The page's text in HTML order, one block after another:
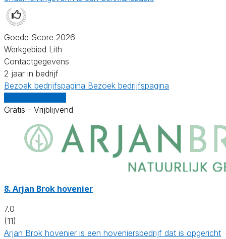
Goede Score 2026
Werkgebied Lith
Contactgegevens
2 jaar in bedrijf
Bezoek bedrijfspagina Bezoek bedrijfspagina
Gratis - Vrijblijvend
8.Arjan Brok hovenier
7.0
(11)
Arjan Brok hovenier is een hoveniersbedrijf dat is opgericht